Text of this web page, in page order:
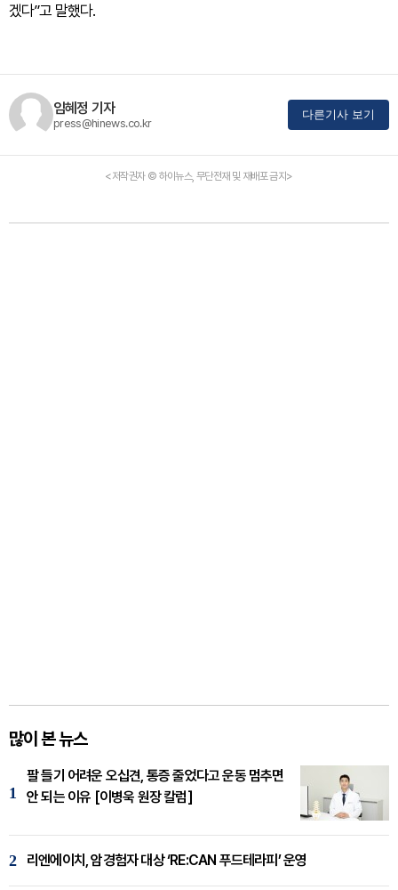
겠다”고 말했다.
임혜정 기자
press@hinews.co.kr
다른기사 보기
<저작권자 © 하이뉴스, 무단전재 및 재배포 금지>
많이 본 뉴스
1
팔 들기 어려운 오십견, 통증 줄었다고 운동 멈추면
안 되는 이유 [이병욱 원장 칼럼]
2 리엔에이치, 암경험자 대상 ‘RE:CAN 푸드테라피’ 운영